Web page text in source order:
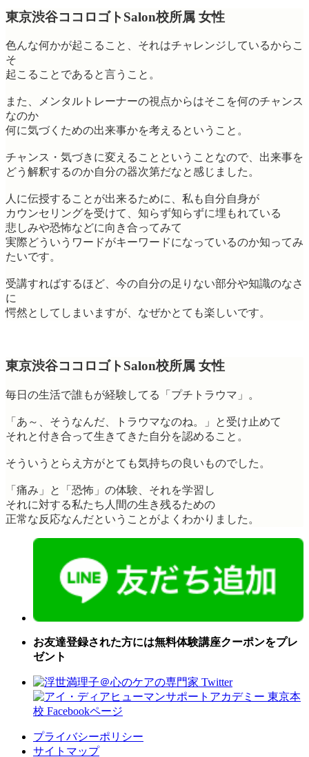
東京渋谷ココロゴトSalon校所属 女性
色んな何かが起こること、それはチャレンジしているからこ
そ
起こることであると言うこと。
また、メンタルトレーナーの視点からはそこを何のチャンス
なのか
何に気づくための出来事かを考えるということ。
チャンス・気づきに変えることということなので、出来事を
どう解釈するのか自分の器次第だなと感じました。
人に伝授することが出来るために、私も自分自身が
カウンセリングを受けて、知らず知らずに埋もれている
悲しみや恐怖などに向き合ってみて
実際どういうワードがキーワードになっているのか知ってみ
たいです。
受講すればするほど、今の自分の足りない部分や知識のなさ
に
愕然としてしまいますが、なぜかとても楽しいです。
東京渋谷ココロゴトSalon校所属 女性
毎日の生活で誰もが経験してる「プチトラウマ」。
「あ～、そうなんだ、トラウマなのね。」と受け止めて
それと付き合って生きてきた自分を認めること。
そういうとらえ方がとても気持ちの良いものでした。
「痛み」と「恐怖」の体験、それを学習し
それに対する私たち人間の生き残るための
正常な反応なんだということがよくわかりました。
お友達登録された方には無料体験講座クーポンをプレ
ゼント
プライバシーポリシー
サイトマップ